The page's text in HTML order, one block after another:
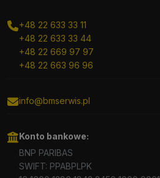
+48 22 633 33 11
+48 22 633 33 44
+48 22 669 97 97
+48 22 663 96 96
info@bmserwis.pl
Konto bankowe:
BNP PARIBAS
SWIFT: PPABPLPK